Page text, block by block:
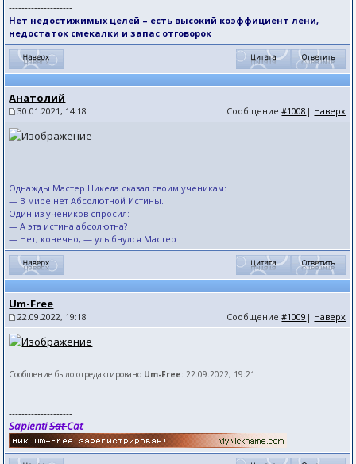
--------------------
Нет недостижимых целей – есть высокий коэффициент лени,
недостаток смекалки и запас отговорок
Анатолий
30.01.2021, 14:18 Сообщение#1008 | Наверх
--------------------
Однажды Мастер Никеда сказал своим ученикам:
— В мире нет Абсолютной Истины.
Один из учеников спросил:
— А эта истина абсолютна?
— Нет, конечно, — улыбнулся Мастер
Um-Free
22.09.2022, 19:18 Сообщение#1009 | Наверх
Сообщение было отредактировано Um-Free: 22.09.2022, 19:21
--------------------
SapientiSatCat